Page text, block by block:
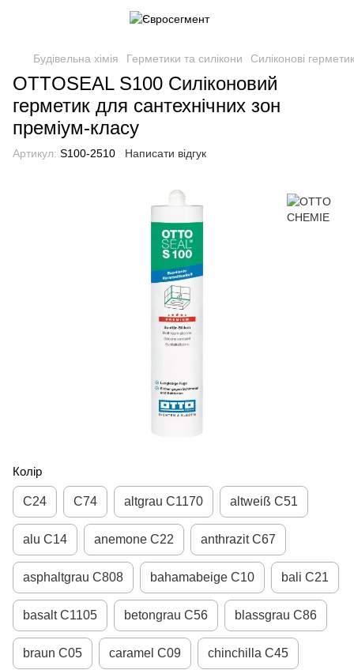
Будівельна хімія Герметики та силікони Силіконові
OTTOSEAL S100 Силіконовий
герметик для сантехнічних зон
преміум-класу
Артикул: S100-2510 Написати відгук
Колір
С24 С74 altgrau С1170 altweiß С51
alu С14 anemone С22 anthrazit С67
asphaltgrau С808 bahamabeige С10 bali С21
basalt С1105 betongrau С56 blassgrau С86
braun С05 caramel С09 chinchilla С45